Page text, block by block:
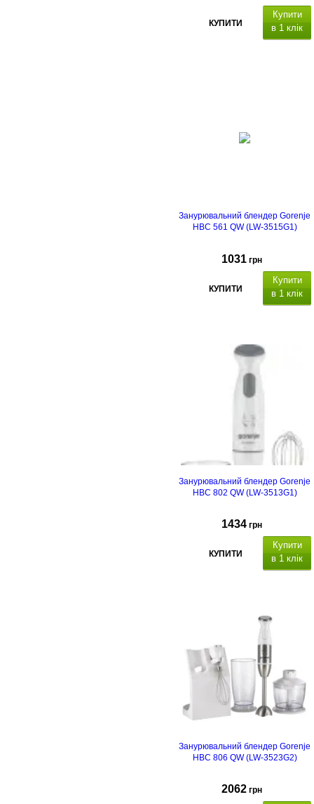
КУПИТИ
Купити
в 1 клік
Занурювальний блендер Gorenje
HBC 561 QW (LW-3515G1)
1031 грн
КУПИТИ
Купити
в 1 клік
Занурювальний блендер Gorenje
HBC 802 QW (LW-3513G1)
1434 грн
КУПИТИ
Купити
в 1 клік
Занурювальний блендер Gorenje
HBC 806 QW (LW-3523G2)
2062 грн